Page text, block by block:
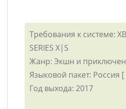
Требования к системе:
SERIES X|S
Жанр: Экшн и
Языковой пакет: Россия [
Год выхода: 2017